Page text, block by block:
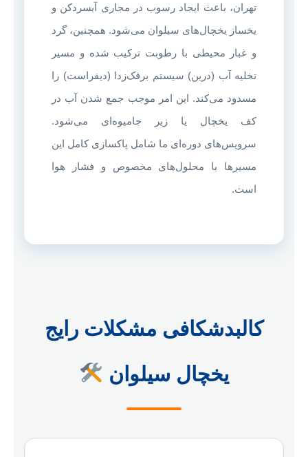
تهران، باعث ایجاد رسوب در مجاری آبسردکن و
یخساز یخچال‌های سیلوان می‌شود. همچنین، گرد
و غبار محیطی با رطوبت ترکیب شده و مسیر
تخلیه آب (درین) سیستم برفک‌زدا (دیفراست) را
مسدود می‌کند. این امر موجب جمع شدن آب در
کف یخچال یا زیر جامیوه‌ای می‌شود.
سرویس‌های دوره‌ای ما شامل پاکسازی کامل این
مسیرها با محلول‌های مخصوص و فشار هوا
است.
کالبدشکافی مشکلات رایج
یخچال سیلوان